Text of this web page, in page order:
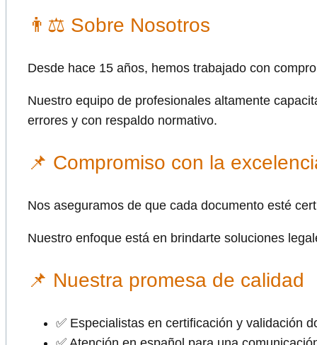
👨⚖ Sobre Nosotros
Desde hace 15 años, hemos trabajado con
Nuestro equipo de profesionales altamente
errores y con respaldo normativo.
📌 Compromiso con la
Nos aseguramos de que cada documento esté
Nuestro enfoque está en brindarte soluciones
📌 Nuestra promesa de calidad
✅ Especialistas en certificación y validación